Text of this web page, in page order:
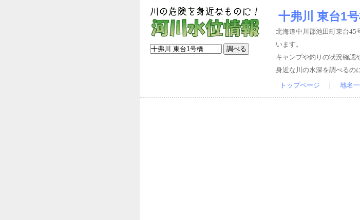
十弗川 東台1
北海道中川郡池田町東台45
います。
キャンプや釣りの状況確認
身近な川の水深を調べるの
トップページ 地名